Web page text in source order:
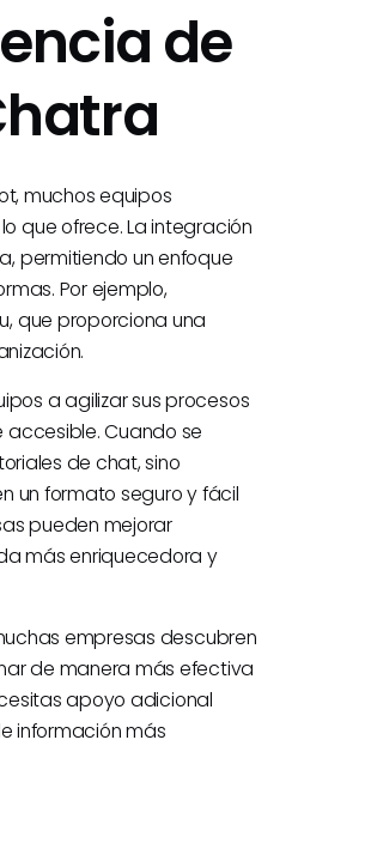
de
muchos equipos
que ofrece. La integración
permitiendo un enfoque
Por ejemplo,
que proporciona una
a agilizar sus procesos
Cuando se
de chat, sino
un formato seguro y fácil
pueden mejorar
más enriquecedora y
empresas descubren
de manera más efectiva
apoyo adicional
información más